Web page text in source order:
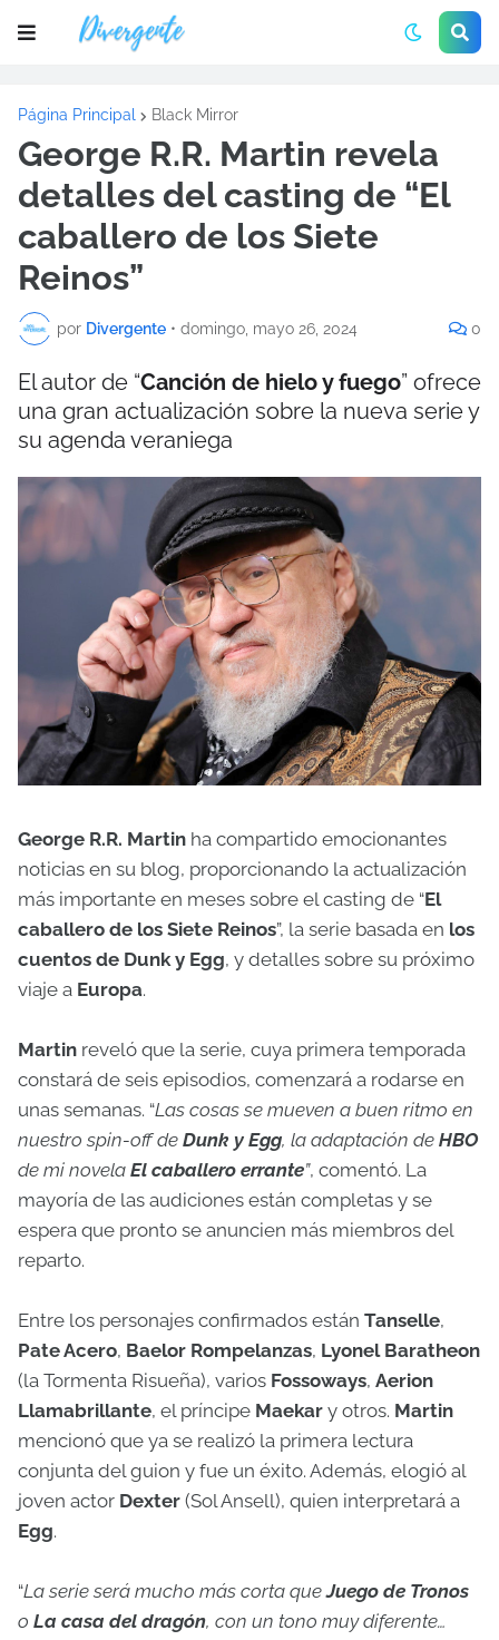
Página Principal Black Mirror
George R.R. Martin revela
detalles del casting de “El
caballero de los Siete
Reinos”
por Divergente • domingo, mayo 26, 2024 0
El autor de “Canción de hielo y fuego” ofrece
una gran actualización sobre la nueva serie y
su agenda veraniega
George R.R. Martin ha compartido emocionantes
noticias en su blog, proporcionando la actualización
más importante en meses sobre el casting de “El
caballero de los Siete Reinos”, la serie basada en los
cuentos de Dunk y Egg, y detalles sobre su próximo
viaje a Europa.
Martin reveló que la serie, cuya primera temporada
constará de seis episodios, comenzará a rodarse en
unas semanas. “Las cosas se mueven a buen ritmo en
nuestro spin-off de Dunk y Egg, la adaptación de HBO
de mi novela El caballero errante”, comentó. La
mayoría de las audiciones están completas y se
espera que pronto se anuncien más miembros del
reparto.
Entre los personajes confirmados están Tanselle,
Pate Acero, Baelor Rompelanzas, Lyonel Baratheon
(la Tormenta Risueña), varios Fossoways, Aerion
Llamabrillante, el príncipe Maekar y otros. Martin
mencionó que ya se realizó la primera lectura
conjunta del guion y fue un éxito. Además, elogió al
joven actor Dexter (Sol Ansell), quien interpretará a
Egg.
“La serie será mucho más corta queJuego de Tronos
o La casa del dragón, con un tono muy diferente…